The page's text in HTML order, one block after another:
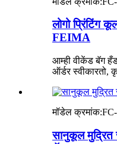
लोगो प्रिंटिंग
FEIMA
आम्ही वीकेंड बॅग
ऑर्डर स्वीकारतो,
मॉडेल क्रमांक:
सानुकूल मुद्रित